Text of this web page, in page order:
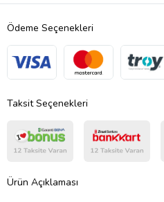
Ödeme Seçenekleri
Taksit Seçenekleri
Ürün Açıklaması